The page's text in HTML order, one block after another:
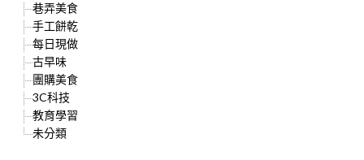
巷弄美食
手工餅乾
每日現做
古早味
團購美食
3C科技
教育學習
未分類